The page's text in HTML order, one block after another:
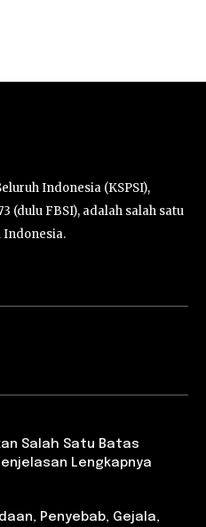
Indonesia (KSPSI),
(dulu FBSI), adalah salah satu
Indonesia.
Salah Satu Batas
Lengkapnya
Penyebab, Gejala,